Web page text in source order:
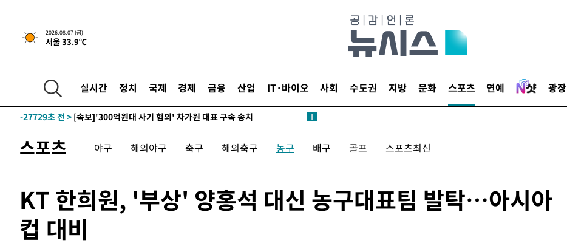
2026.08.07 (금)
서울 33.9℃
실시간 정치 국제 경제 금융 산업 IT·바이오 사회 수도권 지방 문화 스포츠 연예 광장
-10815초 전 >[속보] 뉴욕증시, 일제 하락 마감…나스닥 0.06%↓
-31879초 전 >
[속보]종합특검, '관저이전 봐주기 감사' 유병호 구속기소
-28479초 전 >
-27729초 전 > [속보]'300억원대 사기 혐의' 차가원 대표 구속 송치
-25436초 전 >
[속보]경찰·노동부, HL만도 평택사업장 끼임 사망 관련 압수수색
-25317초 전 >[속보]합수본, '투표율 허위 입력' 중앙·서울·경기도 선관위 등 9곳
-24868초 전 > [속보]삼성전자·SK하이닉스 동반 강보합…1%대 상승 출발
-24854초 전 >[속보]코스닥, 5.95포인트(0.74%) 상승한 807.62개장
-24822초 전 >[속보]코스피, 6300선 재탈환…1.09% 오른 6365.07 개장
스포츠 야구 해외야구 축구 해외축구 농구 배구 골프 스포츠최신
KT 한희원, '부상' 양홍석 대신 농구대표팀 발탁…아시아
컵 대비